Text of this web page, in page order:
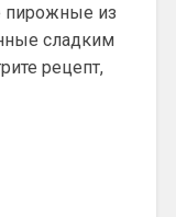
пирожные из
сладким
рецепт,